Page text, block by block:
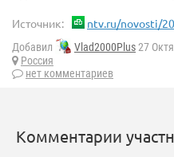
Источник: ntv.ru/novosti/
Добавил Vlad2000Plus27
Россия
нет комментариев
Комментарии